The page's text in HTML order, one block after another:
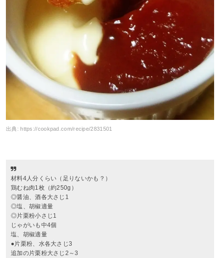
出典:https://cookpad.com/recipe/2831501
材料4人分くらい（足りないかも？）
鶏むね肉1枚（約250g）
◎醤油、酒各大さじ1
◎塩、胡椒適量
◎片栗粉小さじ1
じゃがいも中4個
塩、胡椒適量
●片栗粉、水各大さじ3
追加の片栗粉大さじ2～3